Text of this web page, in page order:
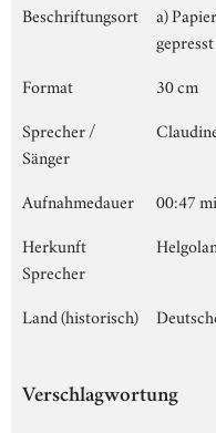
Beschriftungsort
a)
gepresst
Format
30 cm
Sprecher /
Sänger
Aufnahmedauer
00:47
Herkunft
Sprecher
Land (historisch)
Verschlagwortung